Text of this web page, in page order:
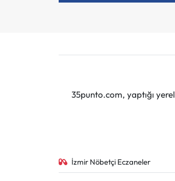
35punto.com, yaptığı
İzmir Nöbetçi Eczaneler